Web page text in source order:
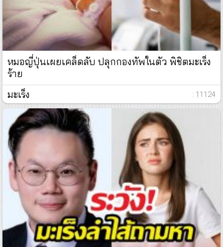
หมอญี่ปุ่นเผยเคล็ดลับ ปลุกกองทัพในตัว พิชิตมะเร็ง
ร้าย
มะเร็ง
: 11124